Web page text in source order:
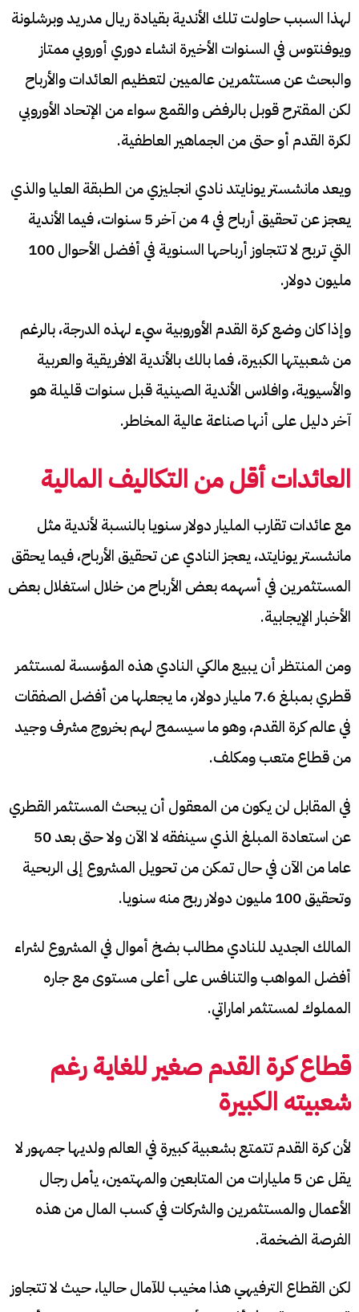
لهذا السبب حاولت تلك الأندية بقيادة ريال مدريد وبرشلونة
ويوفنتوس في السنوات الأخيرة انشاء دوري أوروبي ممتاز
والبحث عن مستثمرين عالميين لتعظيم العائدات والأرباح
لكن المقترح قوبل بالرفض والقمع سواء من الإتحاد الأوروبي
لكرة القدم أو حتى من الجماهير العاطفية.
ويعد مانشستر يونايتد نادي انجليزي من الطبقة العليا والذي
يعجز عن تحقيق أرباح في 4 من آخر 5 سنوات، فيما الأندية
التي تربح لا تتجاوز أرباحها السنوية في أفضل الأحوال 100
مليون دولار.
وإذا كان وضع كرة القدم الأوروبية سيء لهذه الدرجة، بالرغم
من شعبيتها الكبيرة، فما بالك بالأندية الافريقية والعربية
والأسيوية، وافلاس الأندية الصينية قبل سنوات قليلة هو
آخر دليل على أنها صناعة عالية المخاطر.
العائدات أقل من التكاليف المالية
مع عائدات تقارب المليار دولار سنويا بالنسبة لأندية مثل
مانشستر يونايتد، يعجز النادي عن تحقيق الأرباح، فيما يحقق
المستثمرين في أسهمه بعض الأرباح من خلال استغلال بعض
الأخبار الإيجابية.
ومن المنتظر أن يبيع مالكي النادي هذه المؤسسة لمستثمر
قطري بمبلغ 7.6 مليار دولار، ما يجعلها من أفضل الصفقات
في عالم كرة القدم، وهو ما سيسمح لهم بخروج مشرف وجيد
من قطاع متعب ومكلف.
في المقابل لن يكون من المعقول أن يبحث المستثمر القطري
عن استعادة المبلغ الذي سينفقه لا الآن ولا حتى بعد 50
عاما من الآن في حال تمكن من تحويل المشروع إلى الربحية
وتحقيق 100 مليون دولار ربح منه سنويا.
المالك الجديد للنادي مطالب بضخ أموال في المشروع لشراء
أفضل المواهب والتنافس على أعلى مستوى مع جاره
المملوك لمستثمر اماراتي.
قطاع كرة القدم صغير للغاية رغم
شعبيته الكبيرة
لأن كرة القدم تتمتع بشعبية كبيرة في العالم ولديها جمهور لا
يقل عن 5 مليارات من المتابعين والمهتمين، يأمل رجال
الأعمال والمستثمرين والشركات في كسب المال من هذه
الفرصة الضخمة.
لكن القطاع الترفيهي هذا مخيب للآمال حاليا، حيث لا تتجاوز